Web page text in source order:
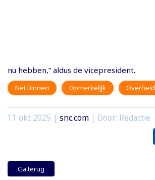
nu hebben,” aldus de vicepresident.
Net Binnen Opmerkelijk Overheid
11 okt 2025 | snc.com | Door: Redactie
Ga terug